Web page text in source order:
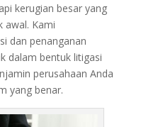
kerugian besar yang
awal. Kami
dan penanganan
dalam bentuk litigasi
perusahaan Anda
yang benar.